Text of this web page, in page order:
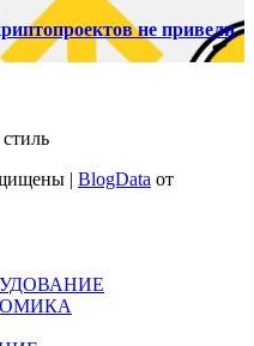
не привели
| BlogData от